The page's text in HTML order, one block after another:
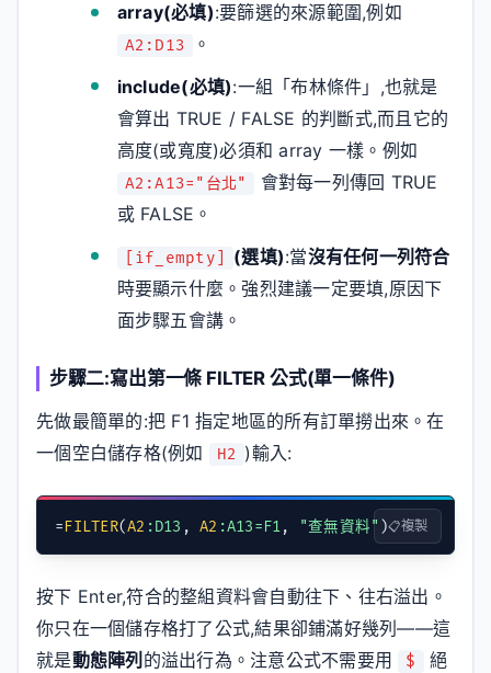
array(必填):要篩選的來源範圍,例如
A2:D13
。
include(必填):一組「布林條件」,也就是
會算出 TRUE / FALSE 的判斷式,而且它的
高度(或寬度)必須和 array 一樣。例如
A2:A13="台北"
會對每一列傳回 TRUE
或 FALSE。
[if_empty] (選填):當沒有任何一列符合
時要顯示什麼。強烈建議一定要填,原因下
面步驟五會講。
步驟二:寫出第一條 FILTER 公式(單一條件)
先做最簡單的:把 F1 指定地區的所有訂單撈出來。在
一個空白儲存格(例如
H2 )輸入:
=FILTER(A2 :D13 , A2 :A13=F1, "查無資料" ) 複製
按下 Enter,符合的整組資料會自動往下、往右溢出。
你只在一個儲存格打了公式,結果卻鋪滿好幾列——這
就是動態陣列 的溢出行為。注意公式不需要用 $
絕